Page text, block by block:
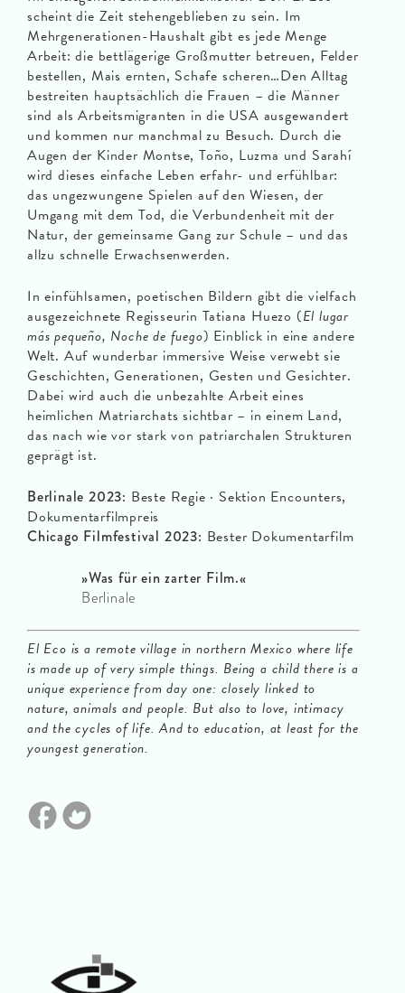
scheint die Zeit stehengeblieben zu sein. Im
Mehrgenerationen-Haushalt gibt es jede Menge
Arbeit: die bettlägerige Großmutter betreuen, Felder
bestellen, Mais ernten, Schafe scheren…Den Alltag
bestreiten hauptsächlich die Frauen – die Männer
sind als Arbeitsmigranten in die USA ausgewandert
und kommen nur manchmal zu Besuch. Durch die
Augen der Kinder Montse, Toño, Luzma und Sarahí
wird dieses einfache Leben erfahr- und erfühlbar:
das ungezwungene Spielen auf den Wiesen, der
Umgang mit dem Tod, die Verbundenheit mit der
Natur, der gemeinsame Gang zur Schule – und das
allzu schnelle Erwachsenwerden.
In einfühlsamen, poetischen Bildern gibt die vielfach
ausgezeichnete Regisseurin Tatiana Huezo (El lugar
más pequeño, Noche de fuego) Einblick in eine andere
Welt. Auf wunderbar immersive Weise verwebt sie
Geschichten, Generationen, Gesten und Gesichter.
Dabei wird auch die unbezahlte Arbeit eines
heimlichen Matriarchats sichtbar – in einem Land,
das nach wie vor stark von patriarchalen Strukturen
geprägt ist.
Berlinale 2023: Beste Regie · Sektion Encounters,
Dokumentarfilmpreis
Chicago Filmfestival 2023: Bester Dokumentarfilm
»Was für ein zarter Film.«
Berlinale
El Eco is a remote village in northern Mexico where life
is made up of very simple things. Being a child there is a
unique experience from day one: closely linked to
nature, animals and people. But also to love, intimacy
and the cycles of life. And to education, at least for the
youngest generation.